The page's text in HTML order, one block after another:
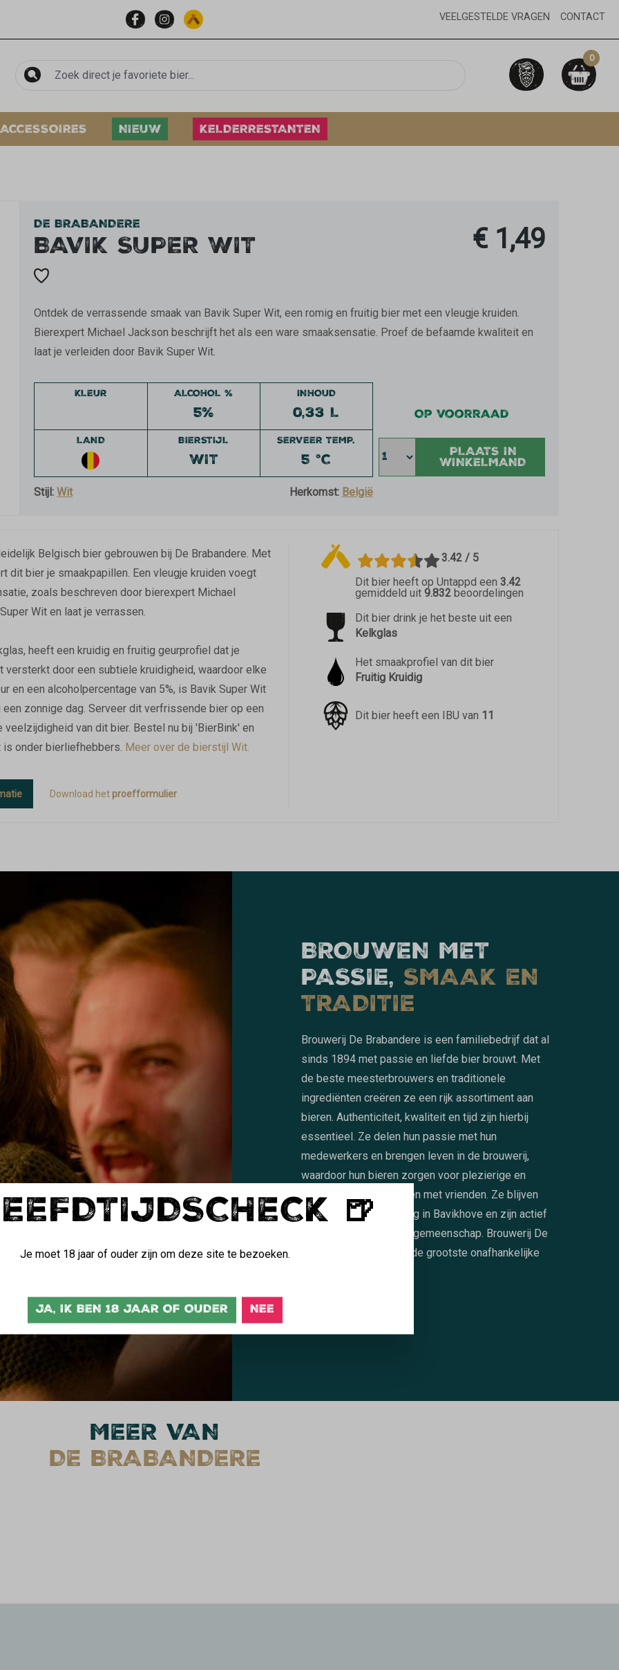
VEELGESTELDE VRAGEN CONTACT
0
ACCESSOIRES NIEUW KELDERRESTANTEN
DE BRABANDERE
BAVIK SUPER WIT € 1,49
Ontdek de verrassende smaak van Bavik Super Wit, een romig en fruitig bier met een vleugje kruiden.
Bierexpert Michael Jackson beschrijft het als een ware smaaksensatie. Proef de befaamde kwaliteit en
laat je verleiden door Bavik Super Wit.
KLEUR ALCOHOL %
5%
INHOUD
0,33 L
LAND BIERSTIJL
WIT
SERVEER TEMP.
5 °C
Stijl: Wit Herkomst: België
Op voorraad
PLAATS IN
WINKELMAND
Belgisch bier gebrouwen bij De Brabandere. Met
dit bier je smaakpapillen. Een vleugje kruiden voegt
zoals beschreven door bierexpert Michael
Wit en laat je verrassen.
heeft een kruidig en fruitig geurprofiel dat je
door een subtiele kruidigheid, waardoor elke
en een alcoholpercentage van 5%, is Bavik Super Wit
zonnige dag. Serveer dit verfrissende bier op een
van dit bier. Bestel nu bij 'BierBink' en
onder bierliefhebbers. Meer over de bierstijl Wit.
Download het proefformulier
3.42 / 5
Dit bier heeft op Untappd een 3.42
gemiddeld uit 9.832beoordelingen
Dit bier drink je het beste uit een
Kelkglas
Het smaakprofiel van dit bier
Fruitig Kruidig
Dit bier heeft een IBU van 11
BROUWEN MET
PASSIE, SMAAK EN
TRADITIE
Brouwerij De Brabandere is een familiebedrijf dat al
sinds 1894 met passie en liefde bier brouwt. Met
de beste meesterbrouwers en traditionele
ingrediënten creëren ze een rijk assortiment aan
bieren. Authenticiteit, kwaliteit en tijd zijn hierbij
essentieel. Ze delen hun passie met hun
medewerkers en brengen leven in de brouwerij,
waardoor hun bieren zorgen voor plezierige en
sprankelende momenten met vrienden. Ze blijven
trouw aan hun oorsprong in Bavikhove en zijn actief
betrokken bij de lokale gemeenschap. Brouwerij De
Brabandere is een van de grootste onafhankelijke
MEER VAN
DE BRABANDERE
🍺
Je moet 18 jaar of ouder zijn om deze site te bezoeken.
JA, IK BEN 18 JAAR OF OUDER NEE